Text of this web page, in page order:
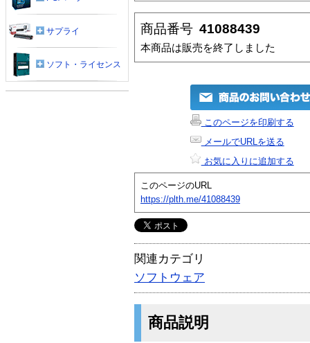
商品番号 41088439
本商品は販売を終了しました
このページを印刷する
メールでURLを送る
お気に入りに追加する
このページのURL
https://plth.me/41088439
関連カテゴリ
ソフトウェア
商品説明
サプライ
ソフト・ライセンス